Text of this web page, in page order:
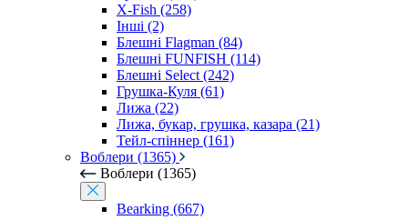
X-Fish (258)
Інші (2)
Блешні Flagman (84)
Блешні FUNFISH (114)
Блешні Select (242)
Грушка-Куля (61)
Лижа (22)
Лижа, букар, грушка, казара (21)
Тейл-спіннер (161)
Воблери (1365)
Воблери (1365)
Bearking (667)